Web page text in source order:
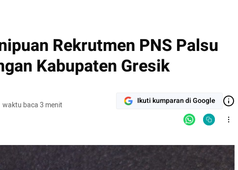
Rekrutmen PNS Palsu
Kabupaten Gresik
waktu baca 3 menit Ikuti kumparan di Google